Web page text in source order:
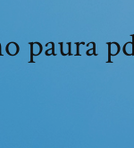
paura